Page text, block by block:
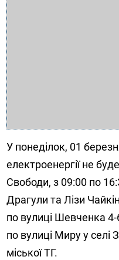
У понеділок, 01
електроенергії не
Свободи, з 09:00 по
Драгули та Лізи
по вулиці Шевченка
по вулиці Миру у селі
міської ТГ.